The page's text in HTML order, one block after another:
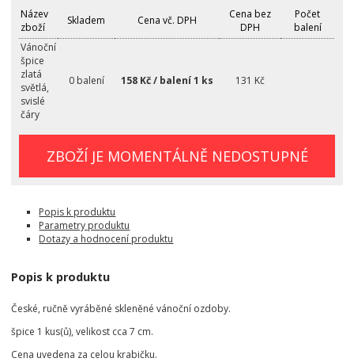
Název
zboží
Skladem Cena vč. DPH
Cena bez
DPH
Počet
balení
Vánoční
špice
zlatá
světlá,
svislé
čáry
0 balení 158 Kč / balení 1 ks 131 Kč
ZBOŽÍ JE MOMENTÁLNĚ NEDOSTUPNÉ
Popis k produktu
Parametry produktu
Dotazy a hodnocení produktu
Popis k produktu
České, ručně vyráběné skleněné vánoční ozdoby.
špice 1 kus(ů), velikost cca 7 cm.
Cena uvedena za celou krabičku.